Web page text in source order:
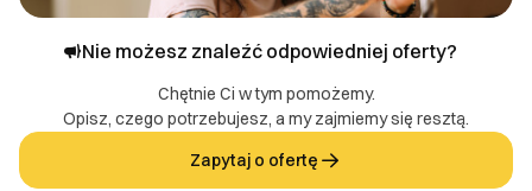
Nie możesz znaleźć odpowiedniej oferty?
Chętnie Ci w tym pomożemy.
Opisz, czego potrzebujesz, a my zajmiemy się resztą.
Zapytaj o ofertę